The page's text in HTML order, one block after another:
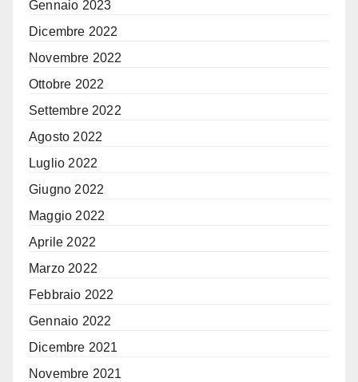
Gennaio 2023
Dicembre 2022
Novembre 2022
Ottobre 2022
Settembre 2022
Agosto 2022
Luglio 2022
Giugno 2022
Maggio 2022
Aprile 2022
Marzo 2022
Febbraio 2022
Gennaio 2022
Dicembre 2021
Novembre 2021